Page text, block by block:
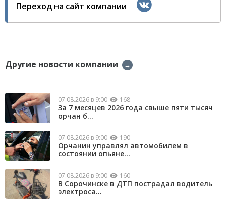
Переход на сайт компании
Другие новости компании →
07.08.2026 в 9:00 168
За 7 месяцев 2026 года свыше пяти тысяч
орчан б...
07.08.2026 в 9:00 190
Орчанин управлял автомобилем в
состоянии опьяне...
07.08.2026 в 9:00 160
В Сорочинске в ДТП пострадал водитель
электроса...